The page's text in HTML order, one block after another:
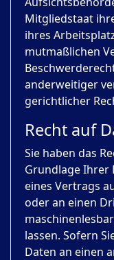
Mitgliedstaat
ihres
mutmaßlichen
anderweitiger
gerichtlicher
Recht auf
Sie haben das
Grundlage Ihrer
eines Vertrags
oder an einen
lassen. Sofern
Daten an einen